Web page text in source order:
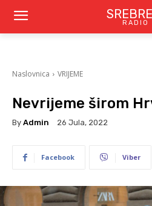
RADIO
Naslovnica VRIJEME
Nevrijeme širom
By Admin 26 Jula, 2022
Facebook Viber